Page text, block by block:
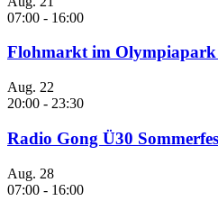
07:00 - 16:00
Flohmarkt im Olympiapark
Aug. 22
20:00 - 23:30
Radio Gong Ü30
Aug. 28
07:00 - 16:00